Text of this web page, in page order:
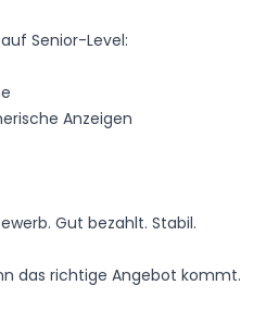
Senior-Level:
Anzeigen
Gut bezahlt. Stabil.
das richtige Angebot kommt.